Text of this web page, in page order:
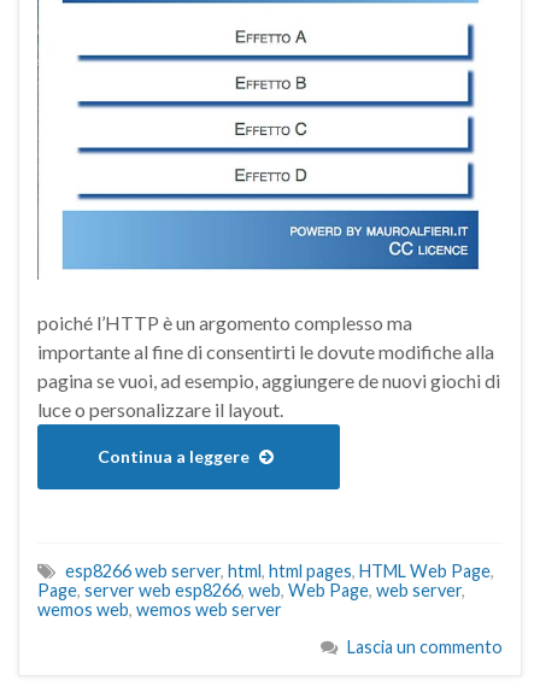
poiché l’HTTP è un argomento complesso ma
importante al fine di consentirti le dovute modifiche alla
pagina se vuoi, ad esempio, aggiungere de nuovi giochi di
luce o personalizzare il layout.
Continua a leggere
esp8266 web server, html, html pages, HTML Web Page,
Page, server web esp8266, web, Web Page, web server,
wemos web, wemos web server
Lascia un commento